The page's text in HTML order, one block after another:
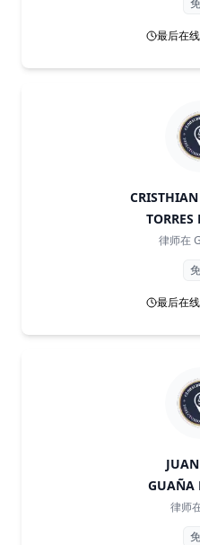
最后在
TORRES
律师在
最后在
GUAÑA
律师